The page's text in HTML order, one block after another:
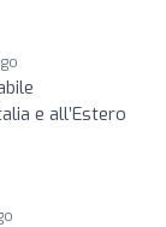
e all’Estero